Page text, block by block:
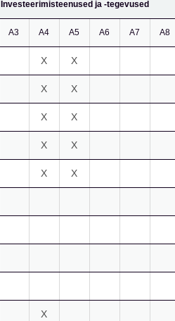
Investeerimisteenused ja -tegevused
A3 A4 A5 A6 A7 A8
X X
X X
X X
X X
X X
X